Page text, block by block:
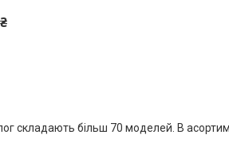
складають більш 70 моделей. В